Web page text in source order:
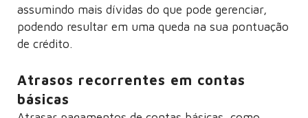
assumindo mais dívidas do que pode gerenciar,
podendo resultar em uma queda na sua pontuação
de crédito.
Atrasos recorrentes em contas
básicas